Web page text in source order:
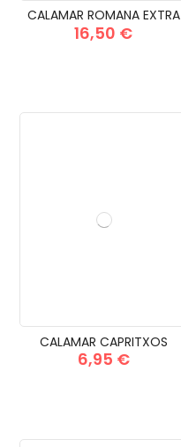
CALAMAR ROMANA EXTRA
16,50 €
CALAMAR CAPRITXOS
6,95 €